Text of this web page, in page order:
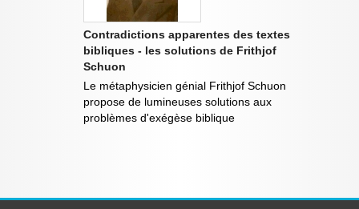
Contradictions apparentes des textes
bibliques - les solutions de Frithjof
Schuon
Le métaphysicien génial Frithjof Schuon
propose de lumineuses solutions aux
problèmes d'exégèse biblique